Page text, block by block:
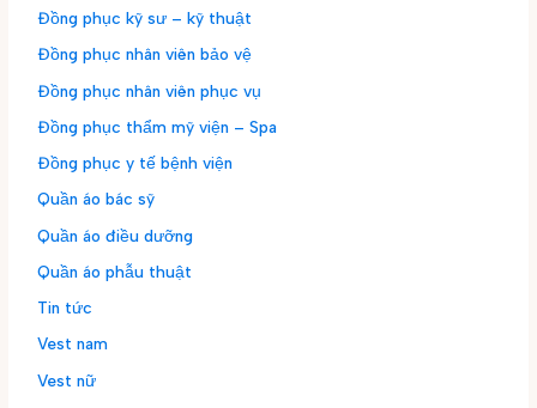
Đồng phục kỹ sư – kỹ thuật
Đồng phục nhân viên bảo vệ
Đồng phục nhân viên phục vụ
Đồng phục thẩm mỹ viện – Spa
Đồng phục y tế bệnh viện
Quần áo bác sỹ
Quần áo điều dưỡng
Quần áo phẫu thuật
Tin tức
Vest nam
Vest nữ